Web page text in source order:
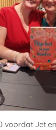
voordat Jet